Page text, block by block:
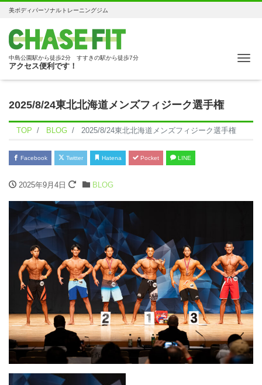
美ボディパーソナルトレーニングジム
中島公園駅から徒歩2分 すすきの駅から徒歩7分
アクセス便利です！
2025/8/24東北北海道メンズフィジーク選手権
TOP BLOG 2025/8/24東北北海道メンズフィジーク選手権
Facebook Twitter Hatena Pocket LINE
2025年9月4日 BLOG